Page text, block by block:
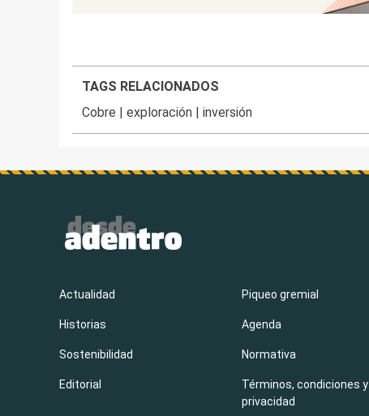
TAGS RELACIONADOS
Cobre |exploración |inversión
Actualidad
Historias
Sostenibilidad
Editorial
Piqueo gremial
Agenda
Normativa
Términos, condiciones y
privacidad